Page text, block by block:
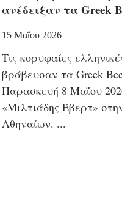
ανέδειξαν τα Greek
15 Μαΐου 2026
Τις κορυφαίες
βράβευσαν τα Greek
Παρασκευή 8 Μαΐου
«Μιλτιάδης Έβερτ»
Αθηναίων.